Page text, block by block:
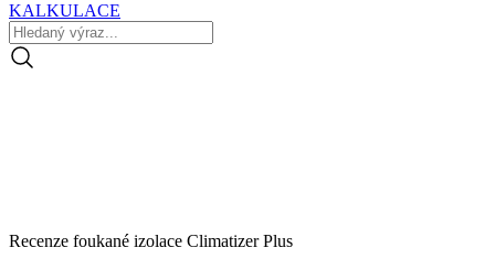
KALKULACE
Recenze foukané izolace Climatizer Plus